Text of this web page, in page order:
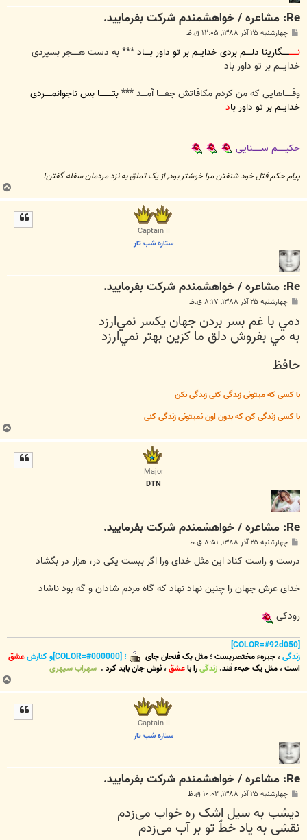
Re: مشاعره / خواهشمندم شرکت بفرماييد.
پ چهارشنبه ۲۵ آذر ۱۳۸۸, ۱۲:۰۵ ق.ظ
نـــــــــــگارینا دلــــم بردی خدایــم بر تو داور بــــاد*** به دست هـــــجر بسپردی
خدایـــم بر تو داور باد
وفـــــاهایی که من کردم مکافاتش جفــــا آمــــد ***بتـــــــــا بس ناجوانمـــــردی
خدایــم بر تو داور باد
حکیــــــم ســــــنایی
پیام حکم قتل خود شنفتن مرا خوشتر بود, از یک تملق به نزد مردمان سفله گفتن!
ب
ا
Captain II
ستاره شب تار
Re: مشاعره / خواهشمندم شرکت بفرماييد.
پ
ت
چهارشنبه ۲۵ آذر ۱۳۸۸, ۸:۱۷ ق.ظ
دمي با غم بسر بردن جهان يكسر نمي‌ارزد
به مي بفروش دلق ما كزين بهتر نمي‌ارزد
حافظ
با کسی که میتونی زندگی کنی زندگی نکن
با کسی زندگی کن که بدون اون نمیتونی زندگی کنی
ب
ا
Major
DTN
Re: مشاعره / خواهشمندم شرکت بفرماييد.
پ
ت
چهارشنبه ۲۵ آذر ۱۳۸۸, ۸:۵۱ ق.ظ
درست و راست کناد این مثل خدای ورا اگر ببست یکی در، هزار در بگشاد
خدای عرش جهان را چنین نهاد نهاد که گاه مردم شادان و گه بود ناشاد
رودکی
زندگی،جیرهء مختصریست؛مثل یک فنجان چای ؛ [COLOR=#000000]و کنارش
عشق
است،مثل یک حبهء قند. زندگیرا باعشق،نوش جانباید کرد. سهراب سپهری
ب
ا
Captain II
ستاره شب تار
Re: مشاعره / خواهشمندم شرکت بفرماييد.
پ
ت
چهارشنبه ۲۵ آذر ۱۳۸۸, ۱۰:۰۲ ق.ظ
دیشب به ‌سیل اشک ره خواب می‌زدم
نقشی به ‌یاد خطّ تو بر آب می‌زدم